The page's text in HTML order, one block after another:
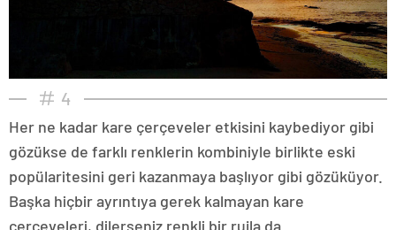
4
Her ne kadar kare çerçeveler etkisini kaybediyor gibi
gözükse de farklı renklerin kombiniyle birlikte eski
popülaritesini geri kazanmaya başlıyor gibi gözüküyor.
Başka hiçbir ayrıntıya gerek kalmayan kare
çerçeveleri, dilerseniz renkli bir rujla da